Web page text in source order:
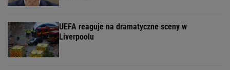
UEFA reaguje na dramatyczne sceny w
Liverpoolu